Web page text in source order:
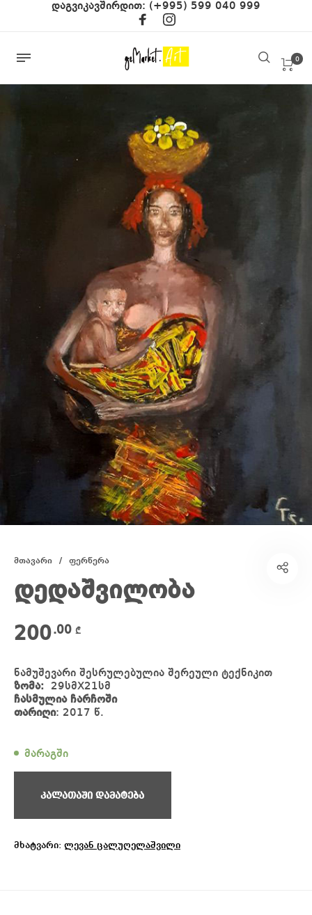
დაგვიკავშირდით: (+995) 599 040 999
0
მთავარი / ფერწერა
დედაშვილობა
200.00 ₾
ნამუშევარი შესრულებულია შერეული ტექნიკით
ზომა: 29სმX21სმ
ჩასმულია ჩარჩოში
თარიღი: 2017 წ.
მარაგში
კალათაში დამატება
მხატვარი: ლევან ცალუღელაშვილი